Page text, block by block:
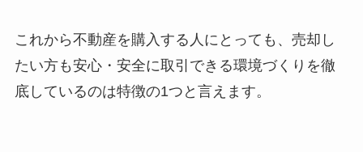
これから不動産を購入する人にとっても、売却し
たい方も安心・安全に取引できる環境づくりを徹
底しているのは特徴の1つと言えます。